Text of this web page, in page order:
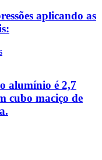
aplicando as
alumínio é 2,7
cubo maciço de